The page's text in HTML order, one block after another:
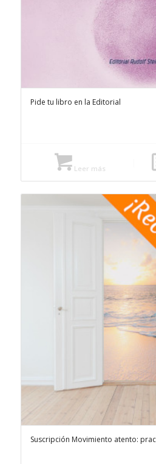
Pide tu libro en la Editorial
Leer más
Suscripción Movimiento atento: